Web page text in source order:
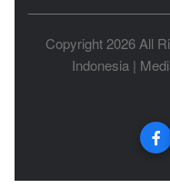
Copyright 2026 All
Indonesia|